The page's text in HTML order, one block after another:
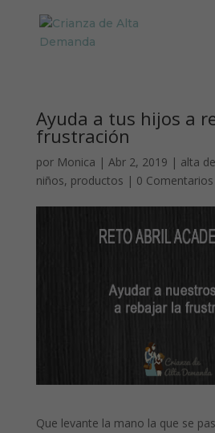
Ayuda a tus hijos a
frustración
por Monica | Abr 2, 2019 | alta
niños, productos | 0 Comentarios
Que levante la mano la que se